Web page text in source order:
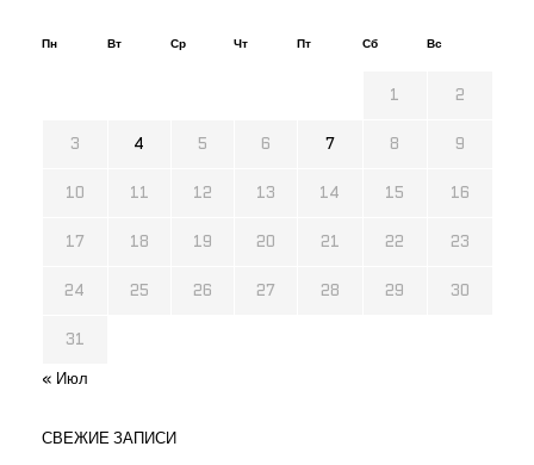
Пн Вт Ср Чт Пт Сб Вс
1 2
3 4 5 6 7 8 9
10 11 12 13 14 15 16
17 18 19 20 21 22 23
24 25 26 27 28 29 30
31
« Июл
СВЕЖИЕ ЗАПИСИ